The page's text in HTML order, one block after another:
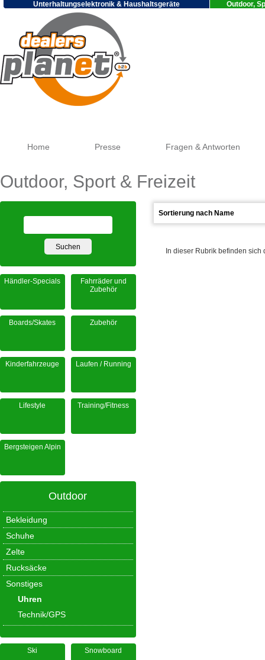
Unterhaltungselektronik & Haushaltsgeräte Outdoor,
Home Presse Fragen & Antworten
Outdoor, Sport & Freizeit
In dieser Rubrik befinden
Händler-Specials
Fahrräder und
Zubehör
Boards/Skates Zubehör
Kinderfahrzeuge Laufen / Running
Lifestyle Training/Fitness
Bergsteigen Alpin
Outdoor
Bekleidung
Schuhe
Zelte
Rucksäcke
Sonstiges
Uhren
Technik/GPS
Ski Snowboard